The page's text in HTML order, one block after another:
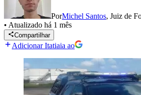
PorMichel Santos, Juiz de
• Atualizado há 1 mês
Compartilhar
Adicionar Itatiaia ao